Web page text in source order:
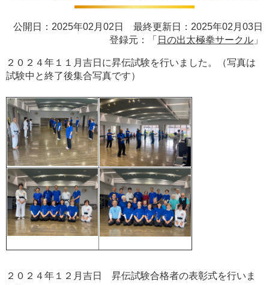
公開日：2025年02月02日 最終更新日：2025年02月03日
登録元：「 日の出太極拳サークル 」
２０２４年１１月吉日に昇伝試験を行いました。（写真は
試験中と終了後集合写真です）
２０２４年１２月吉日 昇伝試験合格者の表彰式を行いま